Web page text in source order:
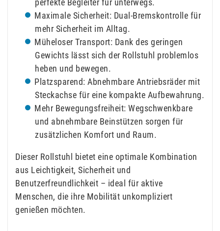
perfekte Begleiter für unterwegs.
Maximale Sicherheit: Dual-Bremskontrolle für
mehr Sicherheit im Alltag.
Müheloser Transport: Dank des geringen
Gewichts lässt sich der Rollstuhl problemlos
heben und bewegen.
Platzsparend: Abnehmbare Antriebsräder mit
Steckachse für eine kompakte Aufbewahrung.
Mehr Bewegungsfreiheit: Wegschwenkbare
und abnehmbare Beinstützen sorgen für
zusätzlichen Komfort und Raum.
Dieser Rollstuhl bietet eine optimale Kombination
aus Leichtigkeit, Sicherheit und
Benutzerfreundlichkeit – ideal für aktive
Menschen, die ihre Mobilität unkompliziert
genießen möchten.